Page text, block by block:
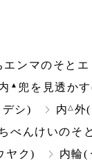
ンマのそとエ
▲ 兜を見透か
シ) 内△ 外
べんけいのそ
ヤク) 内輪(